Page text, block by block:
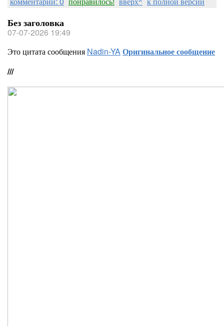
Без заголовка
07-07-2026 19:49
Это цитата сообщения Nadin-YAОригинальное сообщение
///